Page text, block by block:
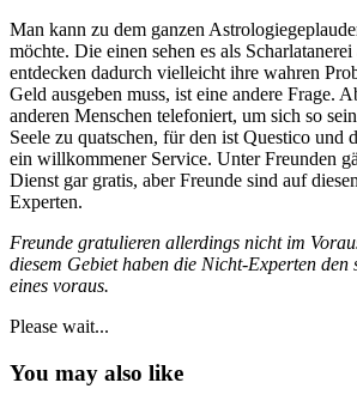
Man kann zu dem ganzen
möchte. Die einen sehen es als
entdecken dadurch vielleicht ihre wahren
Geld ausgeben muss, ist eine andere Frage.
anderen Menschen telefoniert, um sich so
Seele zu quatschen, für den ist Questico und
ein willkommener Service. Unter Freunden
Dienst gar gratis, aber Freunde sind auf
Experten.
Freunde gratulieren allerdings nicht im
diesem Gebiet haben die Nicht-Experten den
eines voraus.
Please wait...
You may also like